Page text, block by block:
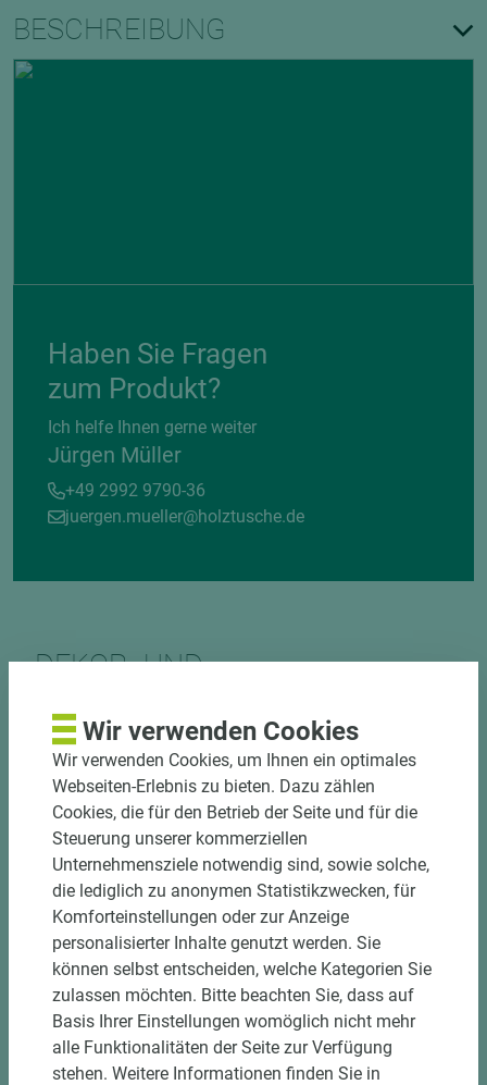
BESCHREIBUNG
Haben Sie Fragen
zum Produkt?
Ich helfe Ihnen gerne weiter
Jürgen Müller
+49 2992 9790-36
juergen.mueller@holztusche.de
DEKOR- UND
DOWNLOADS
Wir verwenden Cookies
Wir verwenden Cookies, um Ihnen ein optimales
Webseiten-Erlebnis zu bieten. Dazu zählen
Cookies, die für den Betrieb der Seite und für die
Steuerung unserer kommerziellen
Unternehmensziele notwendig sind, sowie solche,
die lediglich zu anonymen Statistikzwecken, für
Komforteinstellungen oder zur Anzeige
personalisierter Inhalte genutzt werden. Sie
können selbst entscheiden, welche Kategorien Sie
zulassen möchten. Bitte beachten Sie, dass auf
Basis Ihrer Einstellungen womöglich nicht mehr
alle Funktionalitäten der Seite zur Verfügung
stehen. Weitere Informationen finden Sie in